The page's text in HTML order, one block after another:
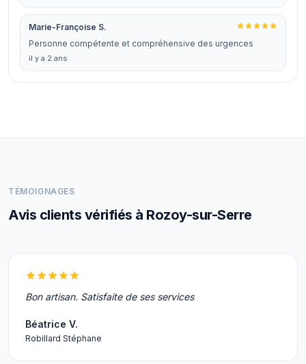
Marie-Françoise S.
Personne compétente et compréhensive des urgences
il y a 2 ans
TÉMOIGNAGES
Avis clients vérifiés à Rozoy-sur-Serre
Bon artisan. Satisfaite de ses services
Béatrice V.
Robillard Stéphane